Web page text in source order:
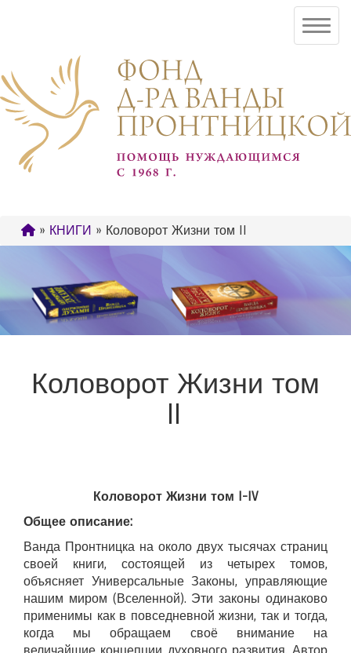
» КНИГИ » Коловорот Жизни том II
Коловорот Жизни том
II
Коловорот Жизни том I-IV
Общее описание:
Ванда Пронтницка на около двух тысячах страниц
своей книги, состоящей из четырех томов,
объясняет Универсальные Законы, управляющие
нашим миром (Вселенной). Эти законы одинаково
применимы как в повседневной жизни, так и тогда,
когда мы обращаем своё внимание на